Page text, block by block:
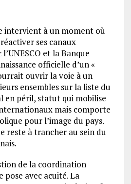
intervient à un moment où
ses canaux
et la Banque
officielle d’un «
ouvrir la voie à un
ensembles sur la liste du
en péril, statut qui mobilise
mais comporte
pour l’image du pays.
reste à trancher au sein du
de la coordination
avec acuité. La